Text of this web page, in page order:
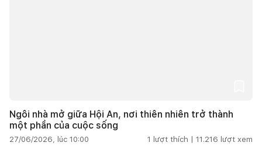
Ngôi nhà mở giữa Hội An, nơi thiên nhiên trở thành
một phần của cuộc sống
27/06/2026, lúc 10:00 1 lượt thích | 11.216 lượt xem